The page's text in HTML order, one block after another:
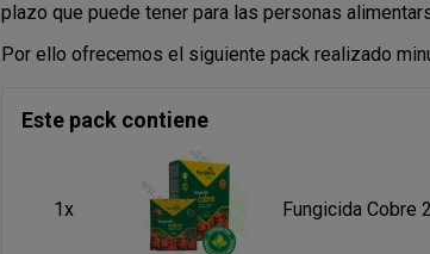
plazo que puede tener para las personas
Por ello ofrecemos el siguiente pack realizado
Este pack contiene
1x Fungicida Cobre